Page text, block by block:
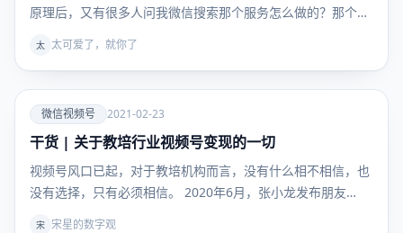
原理后，又有很多人问我微信搜索那个服务怎么做的？那个…
太 太可爱了，就你了
爱
微信视频
号
微信视频号 2021-02-23
干货 | 关于教培行业视频号变现的一切
视频号风口已起，对于教培机构而言，没有什么相不相信，也
没有选择，只有必须相信。 2020年6月，张小龙发布朋友…
宋 宋星的数字观